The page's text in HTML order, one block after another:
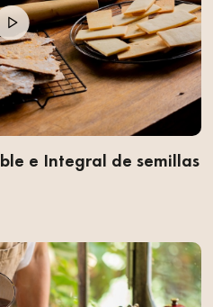
e Integral de semillas